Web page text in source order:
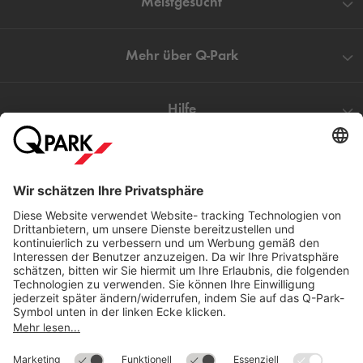
Mehr über Q-Park
Hilfe
Download
Cookie Informationen